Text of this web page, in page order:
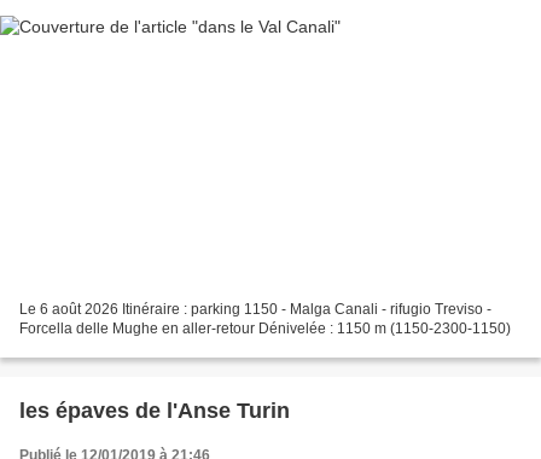
Le 6 août 2026 Itinéraire : parking 1150 - Malga Canali - rifugio Treviso -
Forcella delle Mughe en aller-retour Dénivelée : 1150 m (1150-2300-1150)
les épaves de l'Anse Turin
Publié le 12/01/2019 à 21:46